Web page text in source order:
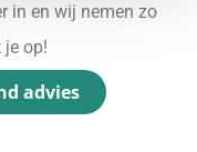
in en wij nemen zo
op!
advies